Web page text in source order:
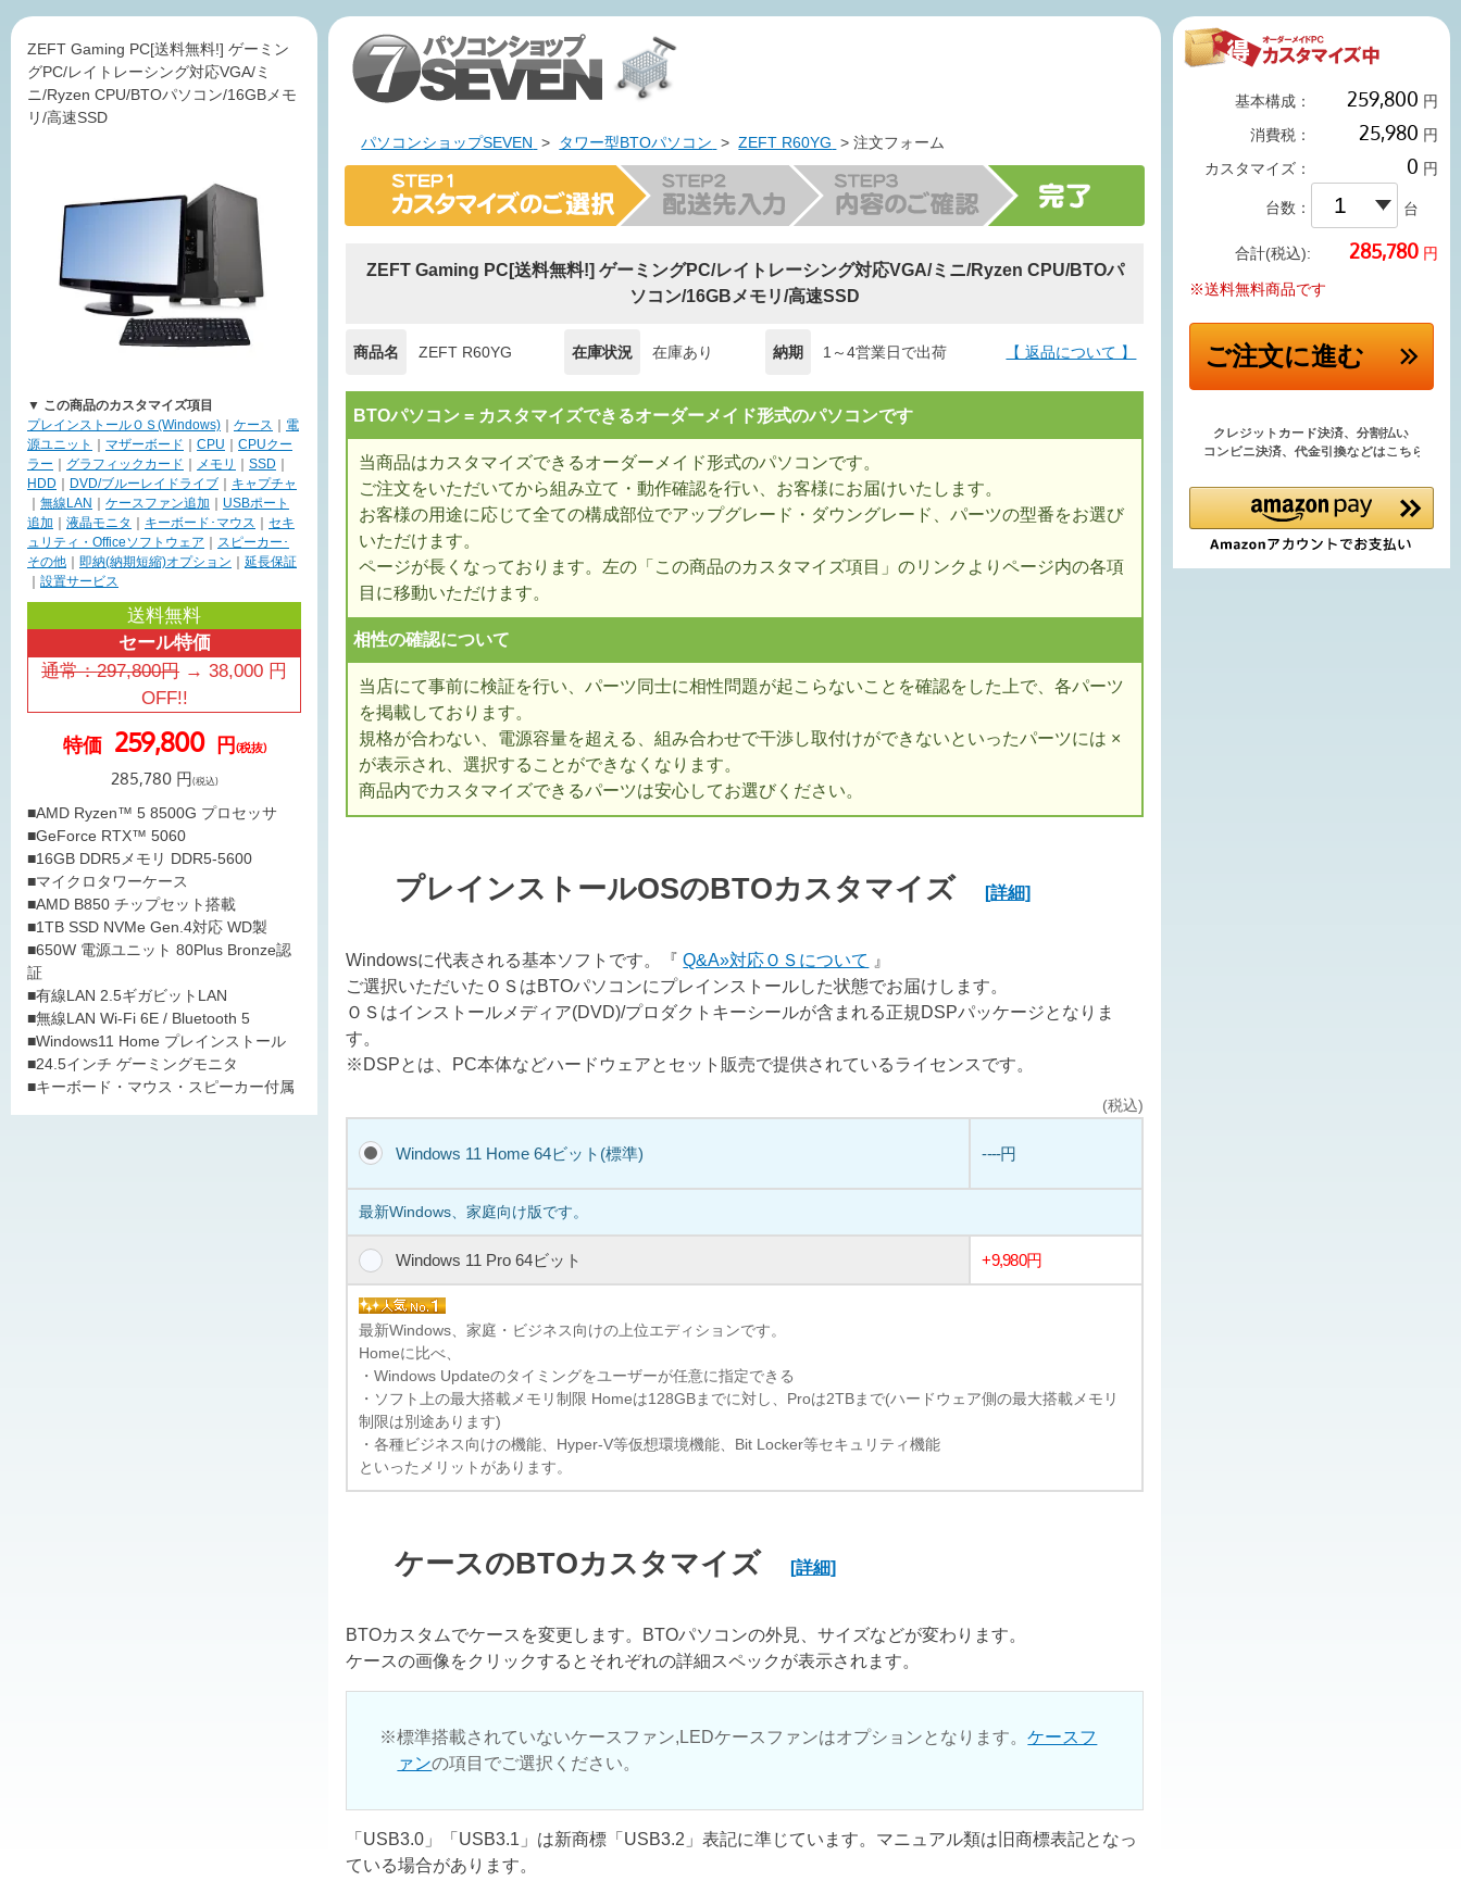
ZEFT Gaming PC[送料無料!] ゲーミン
グPC/レイトレーシング対応VGA/ミ
ニ/Ryzen CPU/BTOパソコン/16GBメモ
リ/高速SSD
▼ この商品のカスタマイズ項目
プレインストールＯＳ(Windows)
ケース
電
源ユニット
マザーボード CPU
CPUクー
ラー
グラフィックカード メモリ SSD
HDD
DVD/ブルーレイドライブ
キャプチャ
無線LAN ケースファン追加
USBポート
追加
液晶モニタ キーボード･マウス
セキ
ュリティ・Officeソフトウェア
スピーカー･
その他
即納(納期短縮)オプション
延長保証
設置サービス
送料無料
セール特価
通常：297,800円 →38,000 円
OFF!!
特価 259,800 円(税抜)
285,780円(税込)
■AMD Ryzen™ 5 8500G プロセッサ
■GeForce RTX™ 5060
■16GB DDR5メモリ DDR5-5600
■マイクロタワーケース
■AMD B850 チップセット搭載
■1TB SSD NVMe Gen.4対応 WD製
■650W 電源ユニット 80Plus Bronze認
証
■有線LAN 2.5ギガビットLAN
■無線LAN Wi-Fi 6E / Bluetooth 5
■Windows11 Home プレインストール
■24.5インチ ゲーミングモニタ
■キーボード・マウス・スピーカー付属
パソコンショップSEVEN > タワー型BTOパソコン >ZEFT R60YG > 注文フォーム
ZEFT Gaming PC[送料無料!] ゲーミングPC/レイトレーシング対応VGA/ミニ/Ryzen CPU/BTOパ
ソコン/16GBメモリ/高速SSD
商品名 ZEFT R60YG 在庫状況 在庫あり 納期 1～4営業日で出荷 【 返品について 】
BTOパソコン = カスタマイズできるオーダーメイド形式のパソコンです
当商品はカスタマイズできるオーダーメイド形式のパソコンです。
ご注文をいただいてから組み立て・動作確認を行い、お客様にお届けいたします。
お客様の用途に応じて全ての構成部位でアップグレード・ダウングレード、パーツの型番をお選び
いただけます。
ページが長くなっております。左の「この商品のカスタマイズ項目」のリンクよりページ内の各項
目に移動いただけます。
相性の確認について
当店にて事前に検証を行い、パーツ同士に相性問題が起こらないことを確認をした上で、各パーツ
を掲載しております。
規格が合わない、電源容量を超える、組み合わせで干渉し取付けができないといったパーツには ×
が表示され、選択することができなくなります。
商品内でカスタマイズできるパーツは安心してお選びください。
プレインストールOSのBTOカスタマイズ[詳細]
Windowsに代表される基本ソフトです。『Q&A»対応ＯＳについて 』
ご選択いただいたＯＳはBTOパソコンにプレインストールした状態でお届けします。
ＯＳはインストールメディア(DVD)/プロダクトキーシールが含まれる正規DSPパッケージとなりま
す。
※DSPとは、PC本体などハードウェアとセット販売で提供されているライセンスです。
(税込)
Windows 11 Home 64ビット(標準) ----円
最新Windows、家庭向け版です。
Windows 11 Pro 64ビット +9,980円
最新Windows、家庭・ビジネス向けの上位エディションです。
Homeに比べ、
・Windows Updateのタイミングをユーザーが任意に指定できる
・ソフト上の最大搭載メモリ制限 Homeは128GBまでに対し、Proは2TBまで(ハードウェア側の最大搭載メモリ
制限は別途あります)
・各種ビジネス向けの機能、Hyper-V等仮想環境機能、Bit Locker等セキュリティ機能
といったメリットがあります。
ケースのBTOカスタマイズ[詳細]
BTOカスタムでケースを変更します。BTOパソコンの外見、サイズなどが変わります。
ケースの画像をクリックするとそれぞれの詳細スペックが表示されます。
標準搭載されていないケースファン,LEDケースファンはオプションとなります。ケースフ
ァンの項目でご選択ください。
「USB3.0」「USB3.1」は新商標「USB3.2」表記に準じています。マニュアル類は旧商標表記となっ
ている場合があります。
基本構成：
円
消費税：
円
カスタマイズ：
円
台数： 台
合計(税込): 円
※送料無料商品です
ご注文に進む